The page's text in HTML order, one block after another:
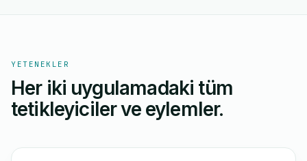
YETENEKLER
Her iki uygulamadaki tüm
tetikleyiciler ve eylemler.